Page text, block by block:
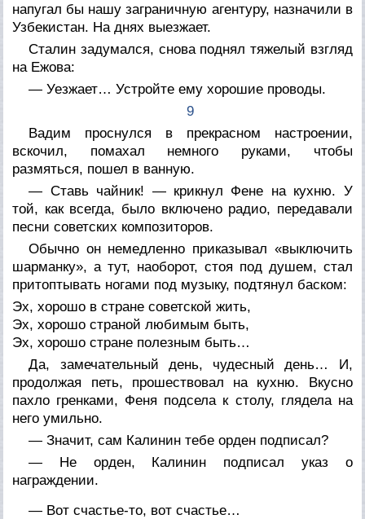
напугал бы нашу заграничную агентуру, назначили в
Узбекистан. На днях выезжает.
Сталин задумался, снова поднял тяжелый взгляд
на Ежова:
— Уезжает… Устройте емухорошие проводы.
9
Вадим проснулся в прекрасном настроении,
вскочил, помахал немного руками, чтобы
размяться, пошел в ванную.
— Ставь чайник! — крикнул Фене на кухню. У
той, как всегда, было включено радио, передавали
песни советских композиторов.
Обычно он немедленно приказывал «выключить
шарманку», а тут, наоборот, стоя под душем, стал
притоптывать ногами под музыку, подтянул баском:
Эх, хорошо в стране советской жить,
Эх, хорошо страной любимым быть,
Эх, хорошо стране полезным быть…
Да, замечательный день, чудесный день… И,
продолжая петь, прошествовал на кухню. Вкусно
пахло гренками, Феня подсела к столу, глядела на
него умильно.
— Значит, сам Калинин тебе орден подписал?
— Не орден, Калинин подписал указ о
награждении.
— Вот счастье-то, вот счастье…